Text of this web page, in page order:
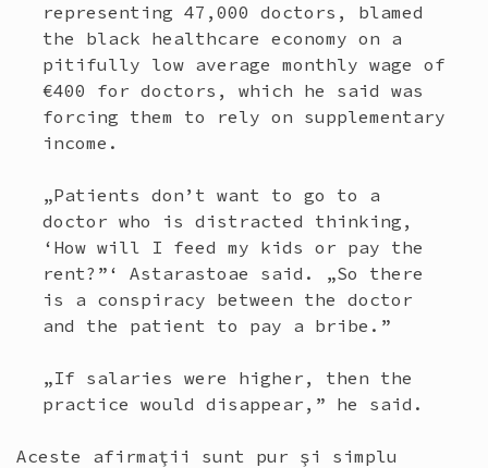
representing 47,000 doctors, blamed
the black healthcare economy on a
pitifully low average monthly wage of
€400 for doctors, which he said was
forcing them to rely on supplementary
income.
„Patients don’t want to go to a
doctor who is distracted thinking,
‘How will I feed my kids or pay the
rent?”‘ Astarastoae said. „So there
is a conspiracy between the doctor
and the patient to pay a bribe.”
„If salaries were higher, then the
practice would disappear,” he said.
Aceste afirmaţii sunt pur şi simplu